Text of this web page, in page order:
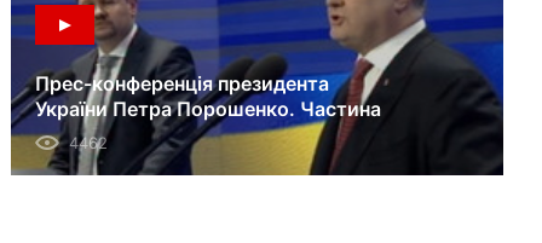
Прес-конференція президента
України Петра Порошенко. Частина
1. 28.02.18
4462